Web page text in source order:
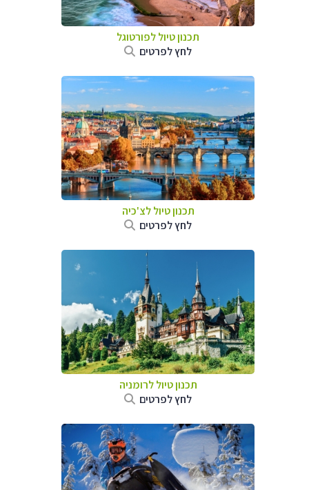
תכנון טיול לפורטוגל
לחץ לפרטים
תכנון טיול לצ'כיה
לחץ לפרטים
תכנון טיול לרומניה
לחץ לפרטים